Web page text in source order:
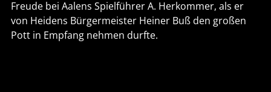
Freude bei Aalens Spielführer A. Herkommer, als er
von Heidens Bürgermeister Heiner Buß den großen
Pott in Empfang nehmen durfte.